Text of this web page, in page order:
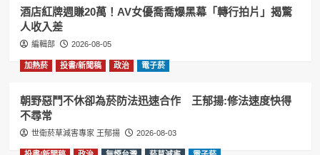
酒店紅牌週賺20萬！AV女優喬喬爆黑幕「轉行拍片」揭驚
人收入差
編輯部 2026-08-05
加熱菸 投書/新聞稿 政治 電子菸
朝野惡鬥不休卻為菸防法迅速合作 王郁揚:修法速度快得
不尋常
世衛菸草減害專家 王郁揚 2026-08-03